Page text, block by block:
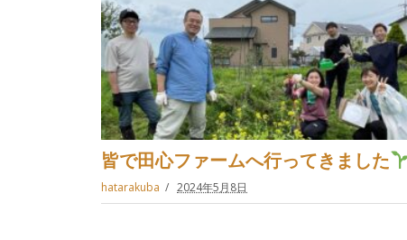
皆で田心ファームへ行ってきました
hatarakuba 2024年5月8日